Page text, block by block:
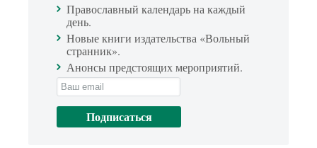
Православный календарь на каждый
день.
Новые книги издательства «Вольный
странник».
Анонсы предстоящих мероприятий.